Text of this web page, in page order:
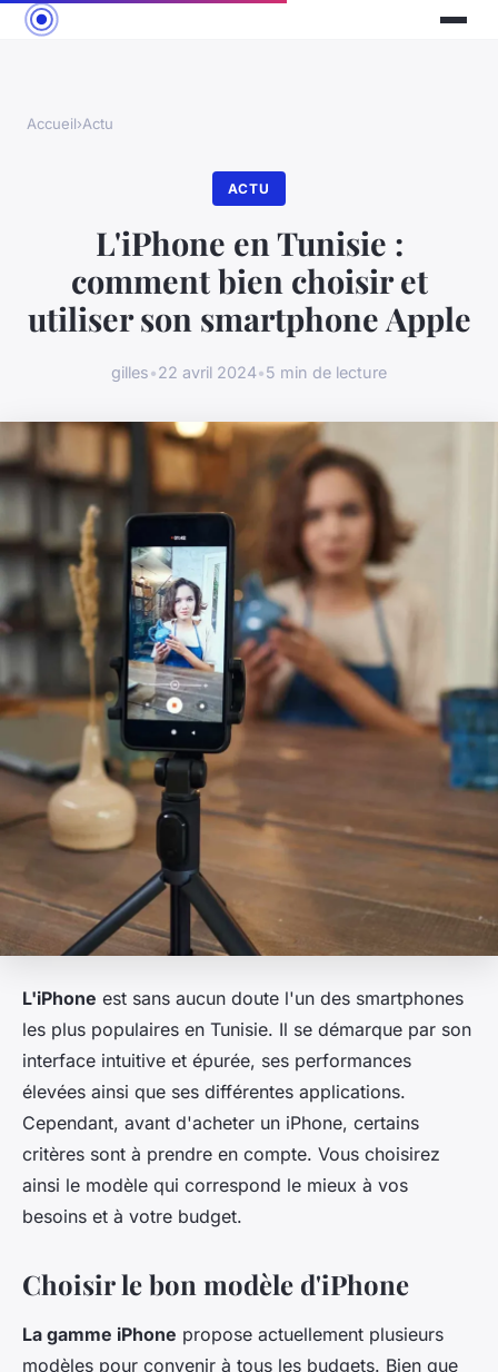
Accueil›Actu
ACTU
L'iPhone en Tunisie :
comment bien choisir et
utiliser son smartphone Apple
gilles•22 avril 2024•5 min de lecture
L'iPhone est sans aucun doute l'un des smartphones
les plus populaires en Tunisie. Il se démarque par son
interface intuitive et épurée, ses performances
élevées ainsi que ses différentes applications.
Cependant, avant d'acheter un iPhone, certains
critères sont à prendre en compte. Vous choisirez
ainsi le modèle qui correspond le mieux à vos
besoins et à votre budget.
Choisir le bon modèle d'iPhone
La gamme iPhone propose actuellement plusieurs
modèles pour convenir à tous les budgets. Bien que